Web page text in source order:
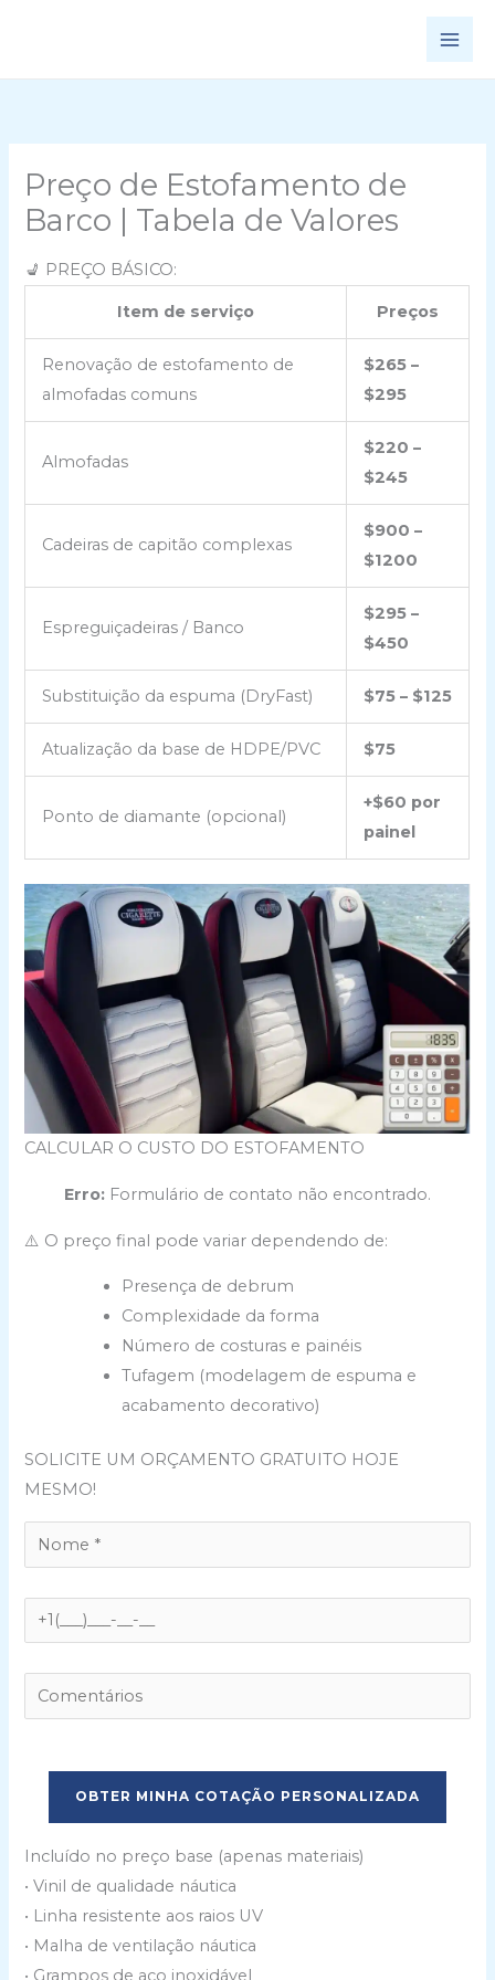
Preço de Estofamento de
Barco | Tabela de Valores
💺 PREÇO BÁSICO:
Item de serviço Preços
Renovação de estofamento de
almofadas comuns
$265 –
$295
Almofadas
$220 –
$245
Cadeiras de capitão complexas
$900 –
$1200
Espreguiçadeiras / Banco
$295 –
$450
Substituição da espuma (DryFast) $75 – $125
Atualização da base de HDPE/PVC $75
Ponto de diamante (opcional)
+$60 por
painel
CALCULAR O CUSTO DO ESTOFAMENTO
Erro: Formulário de contato não encontrado.
⚠️ O preço final pode variar dependendo de:
Presença de debrum
Complexidade da forma
Número de costuras e painéis
Tufagem (modelagem de espuma e
acabamento decorativo)
SOLICITE UM ORÇAMENTO GRATUITO HOJE
MESMO!
l
e
a
e
l
e
Incluído no preço base (apenas materiais)
• Vinil de qualidade náutica
• Linha resistente aos raios UV
• Malha de ventilação náutica
• Grampos de aço inoxidável